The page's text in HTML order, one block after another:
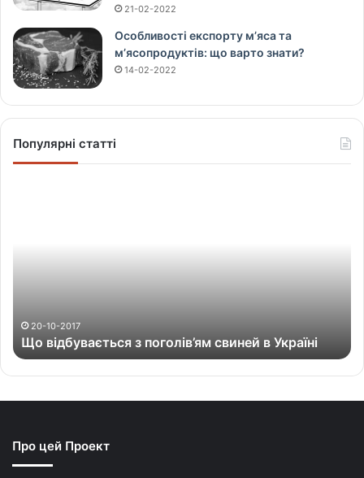
21-02-2022
Особливості експорту м’яса та
м’ясопродуктів: що варто знати?
14-02-2022
Популярні статті
т
ь
п
о
20-10-2017
Що відбувається з поголів’ям свиней в Україні
Про цей Проект